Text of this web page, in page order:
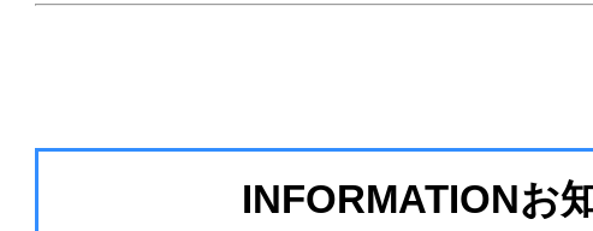
INFORMATIONお